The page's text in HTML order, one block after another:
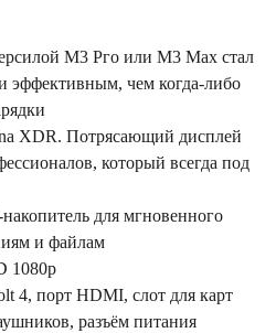
М3 Рго или М3 Мах стал
чем когда-либо
XDR. Потрясающий дисплей
который всегда под
для мгновенного
и файлам
1080p
4, порт НDМІ, слот для карт
разъём питания